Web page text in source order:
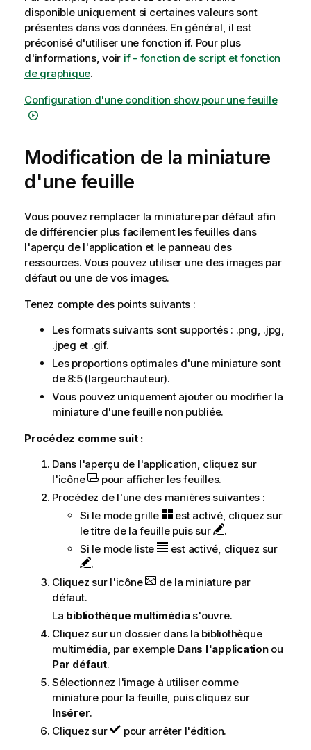
disponible uniquement si certaines valeurs sont
présentes dans vos données. En général, il est
préconisé d'utiliser une fonction if. Pour plus
d'informations, voir if - fonction de script et fonction
de graphique.
Configuration d'une condition show pour une feuille
Modification de la miniature
d'une feuille
Vous pouvez remplacer la miniature par défaut afin
de différencier plus facilement les feuilles dans
l'aperçu de l'application et le panneau des
ressources. Vous pouvez utiliser une des images par
défaut ou une de vos images.
Tenez compte des points suivants :
Les formats suivants sont supportés : .png, .jpg,
.jpeg et .gif.
Les proportions optimales d'une miniature sont
de 8:5 (largeur:hauteur).
Vous pouvez uniquement ajouter ou modifier la
miniature d'une feuille non publiée.
Procédez comme suit :
Dans l'aperçu de l'application, cliquez sur
l'icône
pour afficher les feuilles.
Procédez de l'une des manières suivantes :
Si le mode grille
est activé, cliquez sur
le titre de la feuille puis sur
.
Si le mode liste
est activé, cliquez sur
.
Cliquez sur l'icône
de la miniature par
défaut.
La bibliothèque multimédias'ouvre.
Cliquez sur un dossier dans la bibliothèque
multimédia, par exemple Dans l'applicationou
Par défaut.
Sélectionnez l'image à utiliser comme
miniature pour la feuille, puis cliquez sur
Insérer.
Cliquez sur
pour arrêter l'édition.